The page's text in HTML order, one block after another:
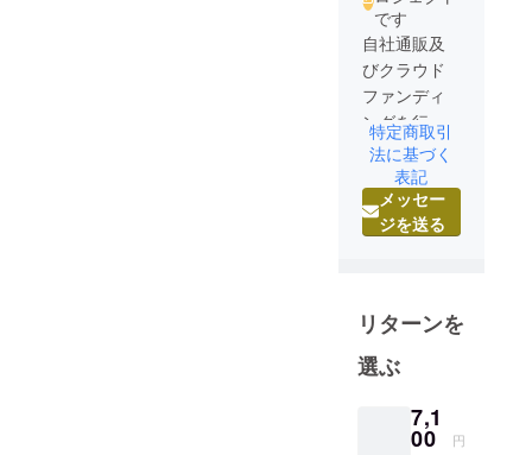
です
自社通販及
びクラウド
ファンディ
ングを行い
ながら日本
のモノづく
り
が元気にな
また、自社
で得たノウ
ハウを町工
場やクライ
アントに提
特定商取引
法に基づく
表記
メッセー
ジを送る
リターンを
選ぶ
7,1
00 円